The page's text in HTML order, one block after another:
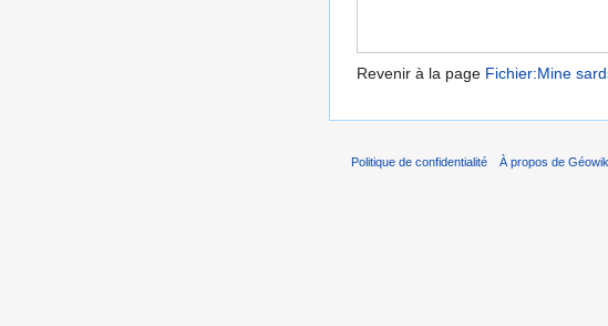
Revenir à la page Fichier:Mine
Politique de confidentialité À propos de